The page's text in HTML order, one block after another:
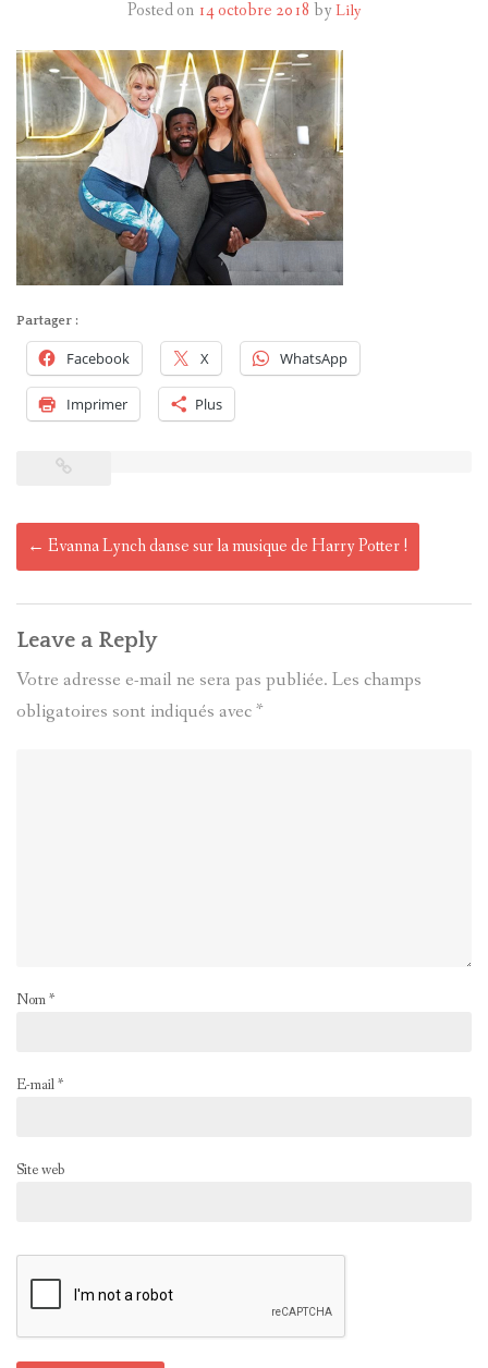
HARRY POTTER
LES ACTEURS
J.K. ROWLING
PRODUITS DÉRIVÉS
A PROPOS
Posted on 14 octobre 2018 by Lily
Partager :
Facebook X WhatsApp
Imprimer Plus
Post
navigation
← Evanna Lynch danse sur la musique de Harry Potter !
Leave a Reply
Votre adresse e-mail ne sera pas publiée. Les champs
obligatoires sont indiqués avec*
Nom*
E-mail*
Site web